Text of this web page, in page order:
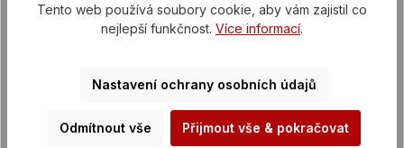
Tento web používá soubory cookie, aby vám zajistil co
nejlepší funkčnost. Více informací.
Nastavení ochrany osobních údajů
Odmítnout vše Přijmout vše & pokračovat